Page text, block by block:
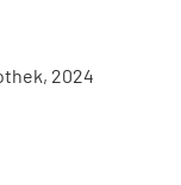
2024